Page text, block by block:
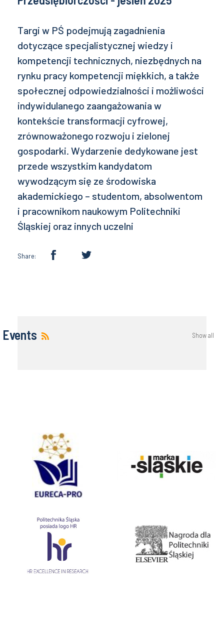
Targi w PŚ podejmują zagadnienia
dotyczące specjalistycznej wiedzy i
kompetencji technicznych, niezbędnych na
rynku pracy kompetencji miękkich, a także
społecznej odpowiedzialności i możliwości
indywidulanego zaangażowania w
kontekście transformacji cyfrowej,
zrównoważonego rozwoju i zielonej
gospodarki. Wydarzenie dedykowane jest
przede wszystkim kandydatom
wywodzącym się ze środowiska
akademickiego – studentom, absolwentom
i pracownikom naukowym Politechniki
Śląskiej oraz innych uczelni
Share:
Events Show all